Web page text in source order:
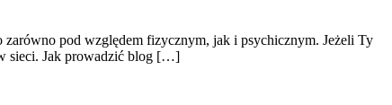
zarówno pod względem fizycznym, jak i psychicznym. Jeżeli Ty
sieci. Jak prowadzić blog […]